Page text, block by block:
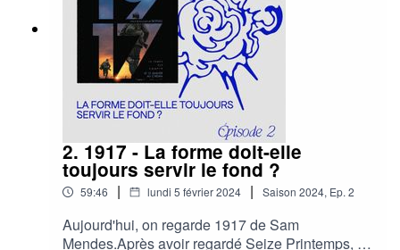
2. 1917 - La forme doit-elle
toujours servir le fond ?
59:46 | lundi 5 février 2024 | Saison 2024, Ep. 2
Aujourd'hui, on regarde 1917 de Sam
Mendes.Après avoir regardé Seize Printemps, on